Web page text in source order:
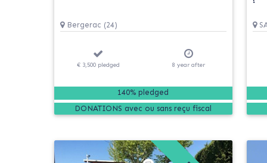
Bergerac (24)
€ 3,500 pledged 8 yearafter
140% pledged
DONATIONS